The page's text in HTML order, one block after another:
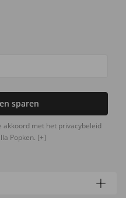
sparen
akkoord met het privacybeleid
Popken. [+]